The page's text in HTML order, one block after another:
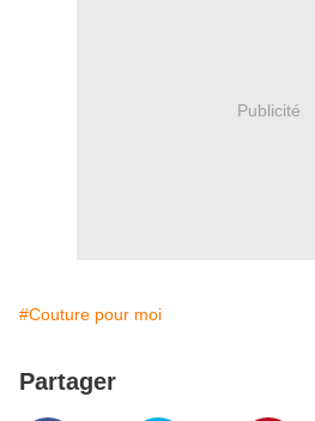
Publicité
#Couture pour moi
Partager